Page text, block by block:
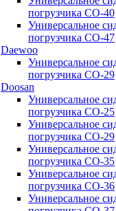
погрузчика CO-40
Универсальное
погрузчика CO-47
Daewoo
Универсальное
погрузчика CO-29
Doosan
Универсальное
погрузчика CO-25
Универсальное
погрузчика CO-29
Универсальное
погрузчика CO-35
Универсальное
погрузчика CO-36
Универсальное